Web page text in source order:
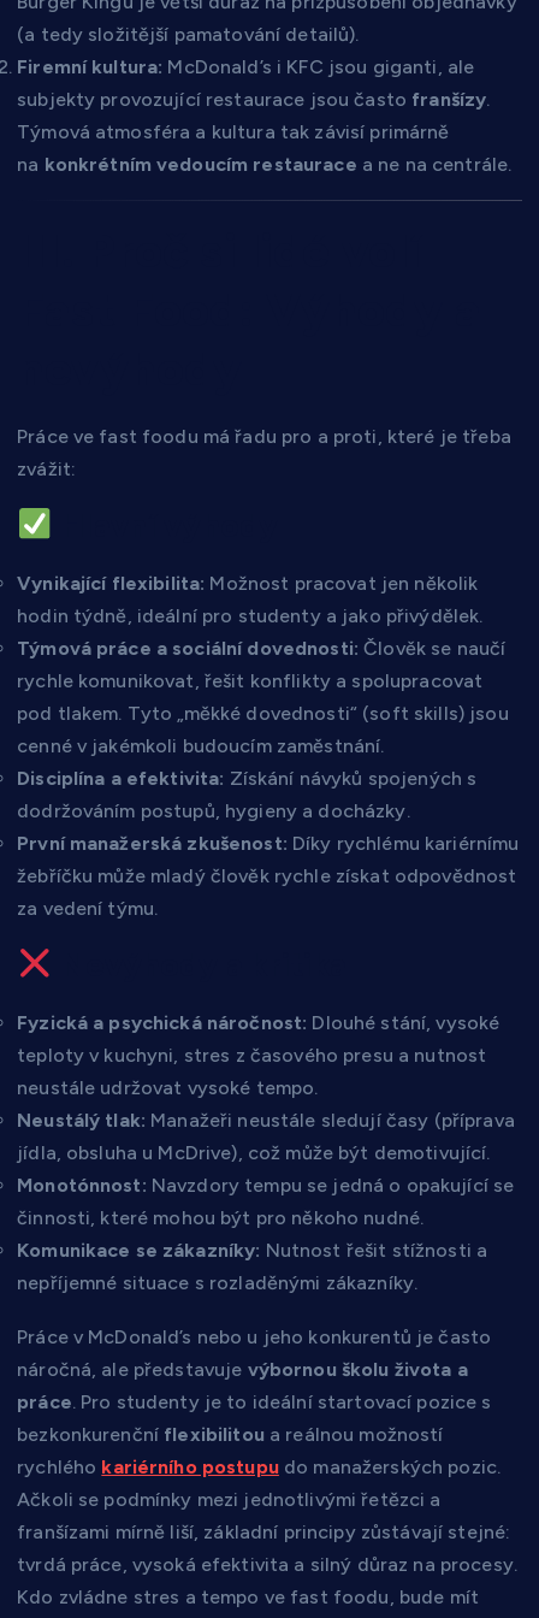
(a tedy složitější pamatování detailů).
Firemní kultura: McDonald’s i KFC jsou giganti, ale
subjekty provozující restaurace jsou často franšízy.
Týmová atmosféra a kultura tak závisí primárně
na konkrétním vedoucím restaurace a ne na centrále.
Práce ve fast foodu má řadu pro a proti, které je třeba
zvážit:
Vynikající flexibilita: Možnost pracovat jen několik
hodin týdně, ideální pro studenty a jako přivýdělek.
Týmová práce a sociální dovednosti: Člověk se naučí
rychle komunikovat, řešit konflikty a spolupracovat
pod tlakem. Tyto „měkké dovednosti“ (soft skills) jsou
cenné v jakémkoli budoucím zaměstnání.
Disciplína a efektivita: Získání návyků spojených s
dodržováním postupů, hygieny a docházky.
První manažerská zkušenost: Díky rychlému kariérnímu
žebříčku může mladý člověk rychle získat odpovědnost
za vedení týmu.
Fyzická a psychická náročnost: Dlouhé stání, vysoké
teploty v kuchyni, stres z časového presu a nutnost
neustále udržovat vysoké tempo.
Neustálý tlak: Manažeři neustále sledují časy (příprava
jídla, obsluha u McDrive), což může být demotivující.
Monotónnost: Navzdory tempu se jedná o opakující se
činnosti, které mohou být pro někoho nudné.
Komunikace se zákazníky: Nutnost řešit stížnosti a
nepříjemné situace s rozladěnými zákazníky.
Práce v McDonald’s nebo u jeho konkurentů je často
náročná, ale představuje výbornou školu života a
práce. Pro studenty je to ideální startovací pozice s
bezkonkurenční flexibilitou a reálnou možností
rychlého kariérního postupudo manažerských pozic.
Ačkoli se podmínky mezi jednotlivými řetězci a
franšízami mírně liší, základní principy zůstávají stejné:
tvrdá práce, vysoká efektivita a silný důraz na procesy.
Kdo zvládne stres a tempo ve fast foodu, bude mít